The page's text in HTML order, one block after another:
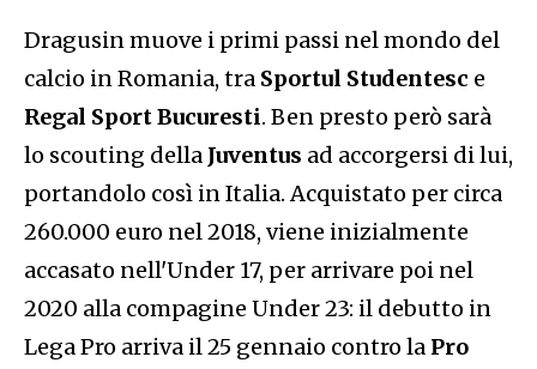
Dragusin muove i primi passi nel mondo del
calcio in Romania, tra Sportul Studentesc e
Regal Sport Bucuresti. Ben presto però sarà
lo scouting della Juventus ad accorgersi di lui,
portandolo così in Italia. Acquistato per circa
260.000 euro nel 2018, viene inizialmente
accasato nell'Under 17, per arrivare poi nel
2020 alla compagine Under 23: il debutto in
Lega Pro arriva il 25 gennaio contro la Pro